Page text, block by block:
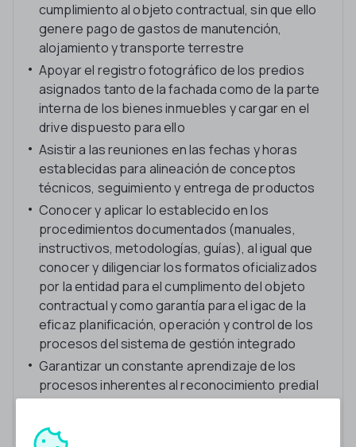
cumplimiento al objeto contractual, sin que ello
genere pago de gastos de manutención,
alojamiento y transporte terrestre
Apoyar el registro fotográfico de los predios
asignados tanto de la fachada como de la parte
interna de los bienes inmuebles y cargar en el
drive dispuesto para ello
Asistir a las reuniones en las fechas y horas
establecidas para alineación de conceptos
técnicos, seguimiento y entrega de productos
Conocer y aplicar lo establecido en los
procedimientos documentados (manuales,
instructivos, metodologías, guías), al igual que
conocer y diligenciar los formatos oficializados
por la entidad para el cumplimento del objeto
contractual y como garantía para el igac de la
eficaz planificación, operación y control de los
procesos del sistema de gestión integrado
Garantizar un constante aprendizaje de los
procesos inherentes al reconocimiento predial
celular, cinta métrica y transporte, etc.) y